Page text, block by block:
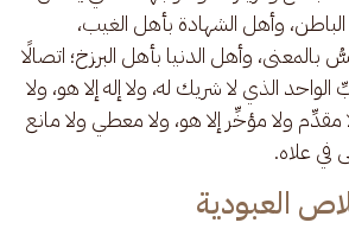
وأهل الشهادة بأهل الغيب،
وأهل الدنيا بأهل البرزخ؛ اتصالًا
الذي لا شريك له، ولا إله إلا هو، ولا
مقدِّم ولا مؤخِّر إلا هو، ولا معطي ولا مانع
في علاه.
العبودية